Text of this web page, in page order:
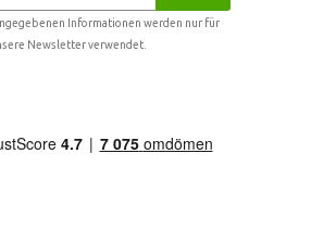
Informationen werden nur für
Newsletter verwendet.